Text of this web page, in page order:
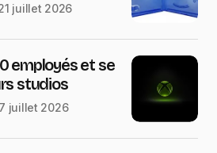
juillet 2026
employés et se
studios
7 juillet 2026